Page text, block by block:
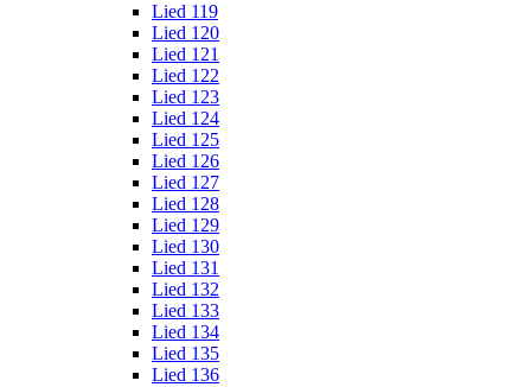
Lied 119
Lied 120
Lied 121
Lied 122
Lied 123
Lied 124
Lied 125
Lied 126
Lied 127
Lied 128
Lied 129
Lied 130
Lied 131
Lied 132
Lied 133
Lied 134
Lied 135
Lied 136